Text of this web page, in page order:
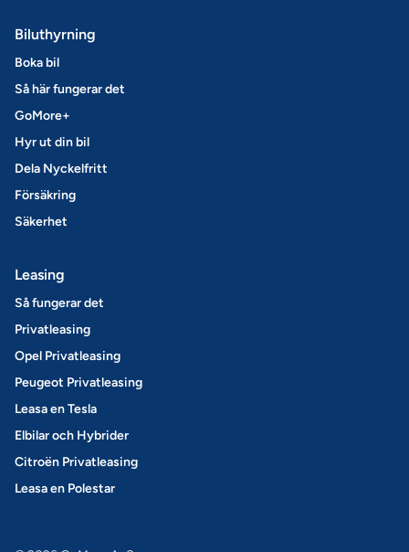
Biluthyrning
Boka bil
Så här fungerar det
GoMore+
Hyr ut din bil
Dela Nyckelfritt
Försäkring
Säkerhet
Leasing
Så fungerar det
Privatleasing
Opel Privatleasing
Peugeot Privatleasing
Leasa en Tesla
Elbilar och Hybrider
Citroën Privatleasing
Leasa en Polestar